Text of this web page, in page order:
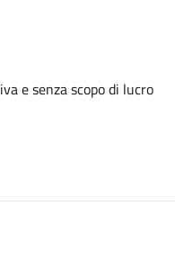
e senza scopo di lucro